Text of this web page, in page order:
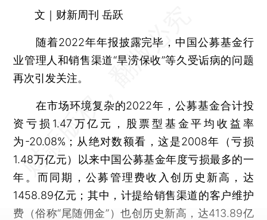
文｜财新周刊 岳跃
随着2022年年报披露完毕，中国公募基金行
业管理人和销售渠道“旱涝保收”等久受诟病的问题
再次引发关注。
在市场环境复杂的2022年，公募基金合计投
资亏损1.47万亿元，股票型基金平均收益率
为-20.08%；从绝对数额看，这是2008年（亏损
1.48万亿元）以来中国公募基金年度亏损最多的一
年。而同期，公募管理费收入创历史新高，达
1458.89亿元；其中，计提给销售渠道的客户维护
费（俗称“尾随佣金”）也创历史新高，达413.89亿